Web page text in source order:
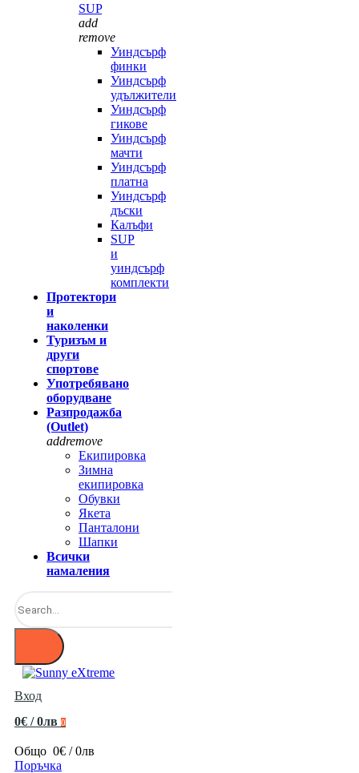
SUP
add
remove
Уиндсърф
финки
Уиндсърф
удължители
Уиндсърф
гикове
Уиндсърф
мачти
Уиндсърф
платна
Уиндсърф
дъски
Калъфи
SUP
и
уиндсърф
комплекти
Протектори
и
наколенки
Туризъм и
други
спортове
Употребявано
оборудване
Разпродажба
(Outlet)
addremove
Екипировка
Зимна
екипировка
Обувки
Якета
Панталони
Шапки
Всички
намаления
Вход
0€ / 0лв 0
Общо 0€ / 0лв
Поръчка